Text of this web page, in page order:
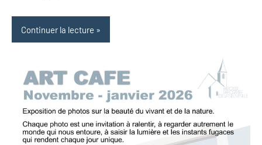
Continuer la lecture